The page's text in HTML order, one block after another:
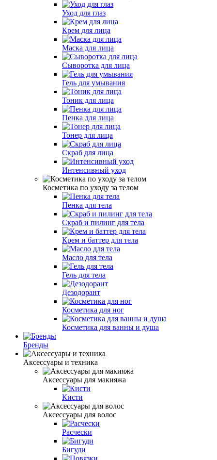
Уход для глаз
Крем для лица
Маска для лица
Сыворотка для лица
Гель для умывания
Тоник для лица
Пенка для лица
Тонер для лица
Скраб для лица
Интенсивный уход
Косметика по уходу за телом
Пенка для тела
Скраб и пилинг для тела
Крем и баттер для тела
Масло для тела
Гель для тела
Дезодорант
Косметика для ног
Косметика для ванны и душа
Бренды
Аксессуары и техника
Аксессуары для макияжа
Кисти
Аксессуары для волос
Расчески
Бигуди